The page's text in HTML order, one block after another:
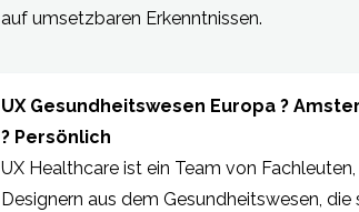
auf umsetzbaren Erkenntnissen.
UX Gesundheitswesen Europa ?
? Persönlich
UX Healthcare ist ein Team von
Designern aus dem Gesundheitswesen, die